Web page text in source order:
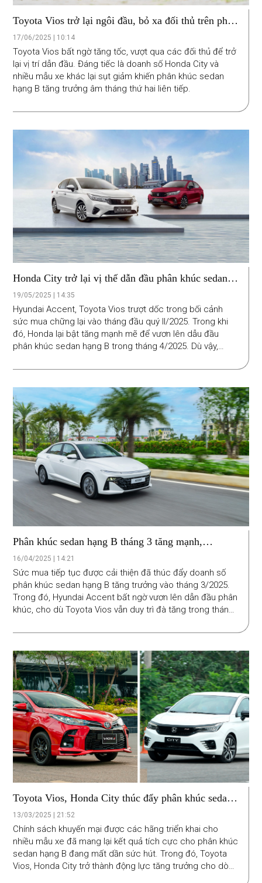
Toyota Vios trở lại ngôi đầu, bỏ xa đối thủ trên phân
khúc sedan hạng B
17/06/2025 | 10:14
Toyota Vios bất ngờ tăng tốc, vượt qua các đối thủ để trở
lại vị trí dẫn đầu. Đáng tiếc là doanh số Honda City và
nhiều mẫu xe khác lại sụt giảm khiến phân khúc sedan
hạng B tăng trưởng âm tháng thứ hai liên tiếp.
Honda City trở lại vị thế dẫn đầu phân khúc sedan
hạng B
19/05/2025 | 14:35
Hyundai Accent, Toyota Vios trượt dốc trong bối cảnh
sức mua chững lại vào tháng đầu quý II/2025. Trong khi
đó, Honda lại bật tăng mạnh mẽ để vươn lên dẫu đầu
phân khúc sedan hạng B trong tháng 4/2025. Dù vậy,
1.000 chiếc.
Phân khúc sedan hạng B tháng 3 tăng mạnh,
Hyundai Accent tạm dẫn đầu
16/04/2025 | 14:21
Sức mua tiếp tục được cải thiện đã thúc đẩy doanh số
phân khúc sedan hạng B tăng trưởng vào tháng 3/2025.
Trong đó, Hyundai Accent bất ngờ vươn lên dẫn đầu phân
khúc, cho dù Toyota Vios vẫn duy trì đà tăng trong tháng
Toyota Vios, Honda City thúc đẩy phân khúc sedan
hạng B tăng trưởng
13/03/2025 | 21:52
Chính sách khuyến mại được các hãng triển khai cho
nhiều mẫu xe đã mang lại kết quả tích cực cho phân khúc
sedan hạng B đang mất dần sức hút. Trong đó, Toyota
Vios, Honda City trở thành động lực tăng trưởng cho dòng